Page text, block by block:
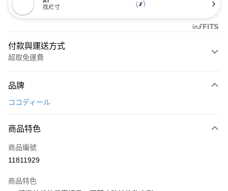
找尺寸
付款與運送方式
超取免運費
信用卡一次付款
LINE Pay
Apple Pay
悠遊付
品牌
ココディール
商品特色
商品編號
11811929
商品特色